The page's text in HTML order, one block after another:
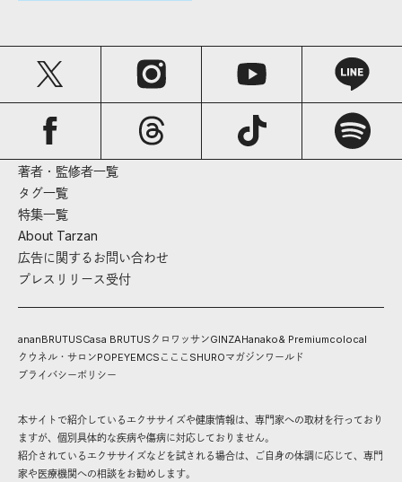
著者・監修者一覧
タグ一覧
特集一覧
About Tarzan
広告に関するお問い合わせ
プレスリリース受付
ananBRUTUSCasa BRUTUS クロワッサンGINZAHanako& Premiumcolocal
クウネル・サロンPOPEYEMCS こここ SHUROマガジンワールド
プライバシーポリシー
本サイトで紹介しているエクササイズや健康情報は、専門家への取材を行っており
ますが、個別具体的な疾病や傷病に対応しておりません。
紹介されているエクササイズなどを試される場合は、ご自身の体調に応じて、専門
家や医療機関への相談をお勧めします。